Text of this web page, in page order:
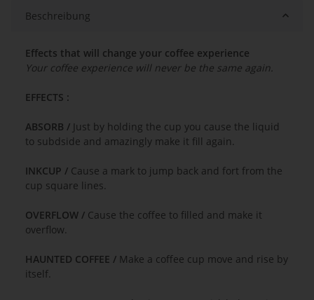
Beschreibung
Effects that will change your coffee experience
Your coffee experience will never be the same again.
EFFECTS :
ABSORB / Just by holding the cup you cause the liquid
to subdside and amazingly make it fill again.
INKCUP / Cause a mark to jump back and fort from the
cup square lines.
OVERFLOW / Cause the coffee to filled and make it
overflow.
HAUNTED COFFEE / Make a coffee cup move and rise by
itself.